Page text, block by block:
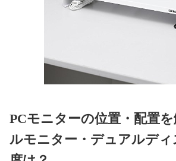
PCモニターの位置・配置
ルモニター・デュアルディ